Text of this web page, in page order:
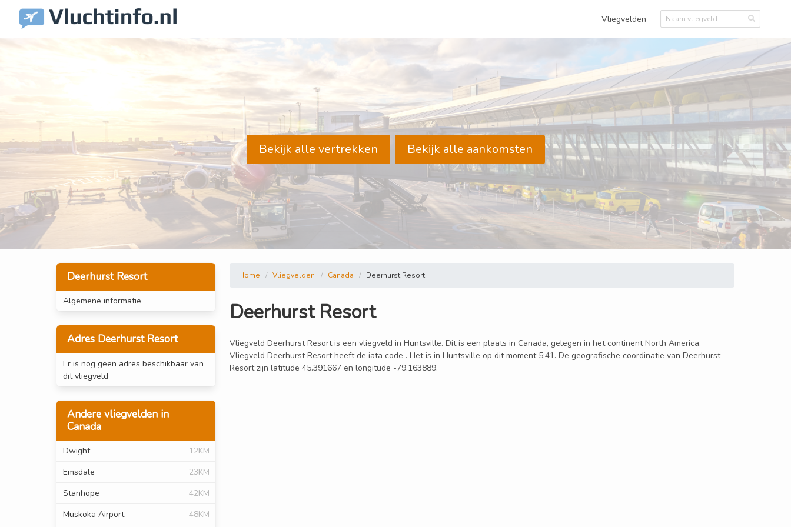
Vliegvelden
Bekijk alle vertrekken Bekijk alle aankomsten
Deerhurst Resort
Algemene informatie
Adres Deerhurst Resort
Er is nog geen adres beschikbaar van
dit vliegveld
Andere vliegvelden in
Canada
Dwight
12KM
Emsdale
23KM
Stanhope
42KM
Muskoka Airport
48KM
Home Vliegvelden Canada Deerhurst Resort
Deerhurst Resort
Vliegveld Deerhurst Resort is een vliegveld in Huntsville. Dit is een plaats in Canada, gelegen in het continent North America.
Vliegveld Deerhurst Resort heeft de iata code . Het is in Huntsville op dit moment 5:41. De geografische coordinatie van Deerhurst
Resort zijn latitude 45.391667 en longitude -79.163889.